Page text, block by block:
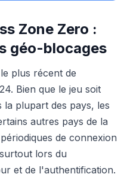
Zone Zero :
géo-blocages
plus récent de
Bien que le jeu soit
la plupart des pays, les
autres pays de la
de connexion
lors du
et de l'authentification.